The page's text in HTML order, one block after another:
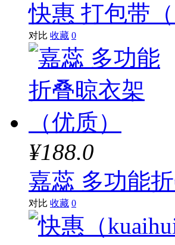
快惠 打包带（
对比 收藏 0
¥188.0
嘉蕊 多功能
对比 收藏 0